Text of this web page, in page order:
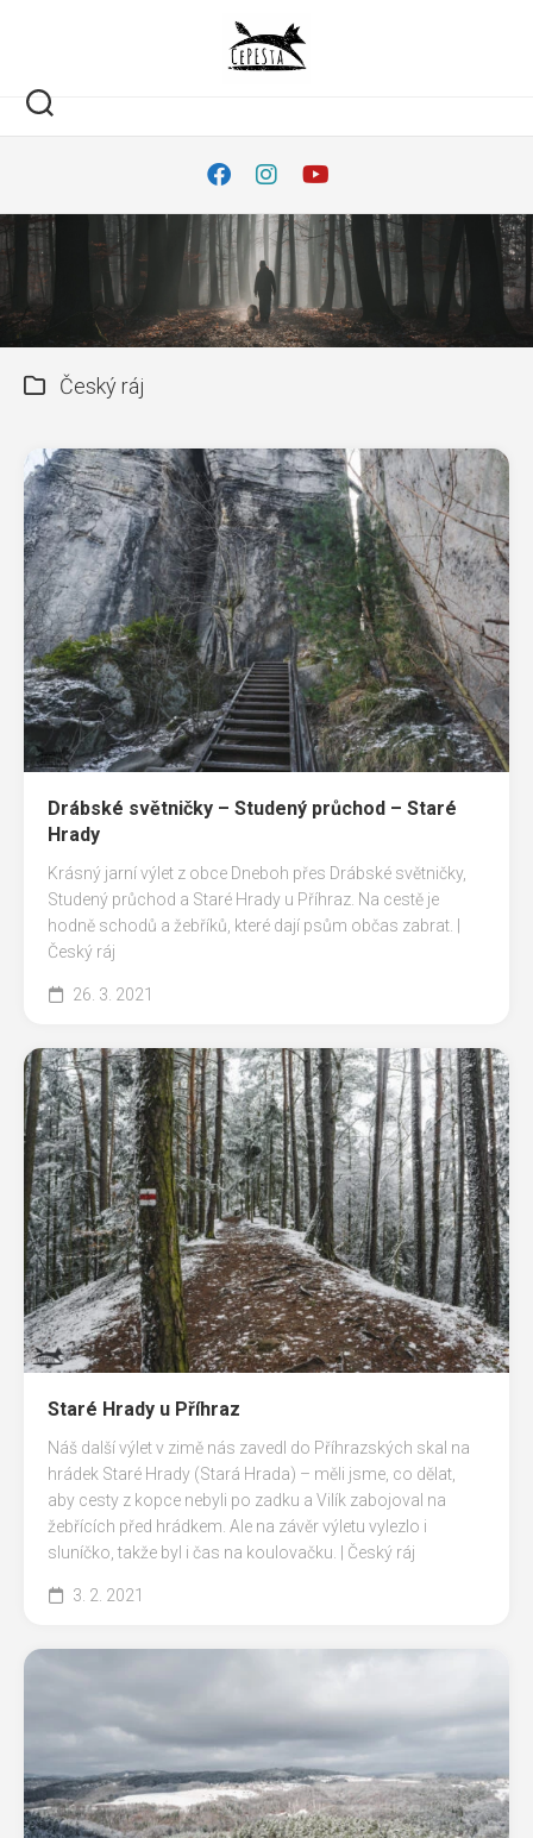
Český ráj
Drábské světničky – Studený průchod – Staré
Hrady
Krásný jarní výlet z obce Dneboh přes Drábské světničky,
Studený průchod a Staré Hrady u Příhraz. Na cestě je
hodně schodů a žebříků, které dají psům občas zabrat. |
Český ráj
26. 3. 2021
Staré Hrady u Příhraz
Náš další výlet v zimě nás zavedl do Příhrazských skal na
hrádek Staré Hrady (Stará Hrada) – měli jsme, co dělat,
aby cesty z kopce nebyli po zadku a Vilík zabojoval na
žebřících před hrádkem. Ale na závěr výletu vylezlo i
sluníčko, takže byl i čas na koulovačku. | Český ráj
3. 2. 2021